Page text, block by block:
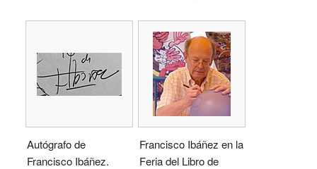
Autógrafo de
Francisco Ibáñez.
Francisco Ibáñez en la
Feria del Libro de